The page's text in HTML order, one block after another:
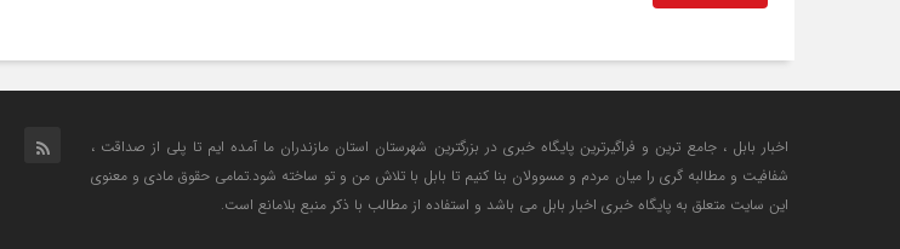
اخبار بابل ، جامع ترین و فراگیرترین پایگاه خبری در بزرگترین شهرستان استان مازندران ما آمده ایم تا پلی از صداقت ،
شفافیت و مطالبه گری را میان مردم و مسوولان بنا کنیم تا بابل با تلاش من و تو ساخته شود.تمامی حقوق مادی و معنوی
این سایت متعلق به پایگاه خبری اخبار بابل می باشد و استفاده از مطالب با ذکر منبع بلامانع است.